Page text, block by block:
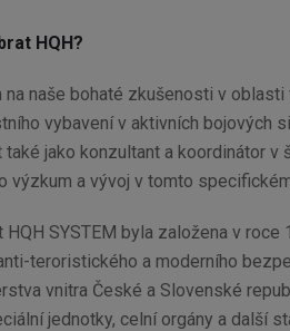
HQH?
na naše bohaté zkušenosti v oblasti
vybavení v aktivních bojových
jako konzultant a koordinátor v
výzkum a vývoj v tomto
SYSTEM byla založena v roce
teroristického a moderního
vnitra České a Slovenské
jednotky, celní orgány a další